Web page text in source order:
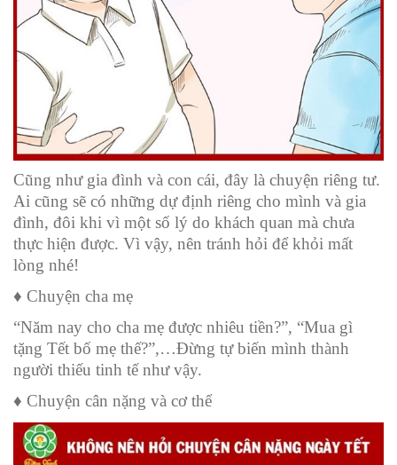
Cũng như gia đình và con cái, đây là chuyện riêng tư.
Ai cũng sẽ có những dự định riêng cho mình và gia
đình, đôi khi vì một số lý do khách quan mà chưa
thực hiện được. Vì vậy, nên tránh hỏi để khỏi mất
lòng nhé!
♦️ Chuyện cha mẹ
“Năm nay cho cha mẹ được nhiêu tiền?”, “Mua gì
tặng Tết bố mẹ thế?”,…Đừng tự biến mình thành
người thiếu tinh tế như vậy.
♦️ Chuyện cân nặng và cơ thể